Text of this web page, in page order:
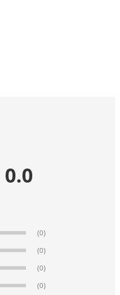
0.0
(0)
(0)
(0)
(0)